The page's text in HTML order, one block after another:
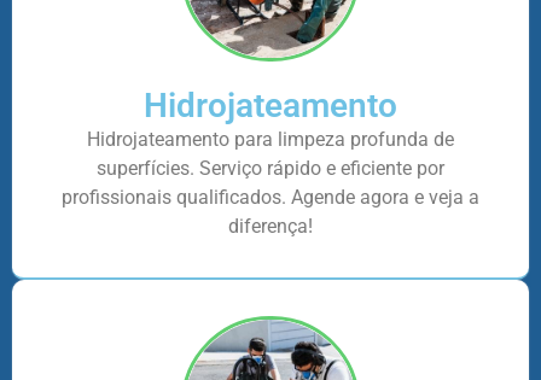
Hidrojateamento
Hidrojateamento para limpeza profunda de
superfícies. Serviço rápido e eficiente por
profissionais qualificados. Agende agora e veja a
diferença!